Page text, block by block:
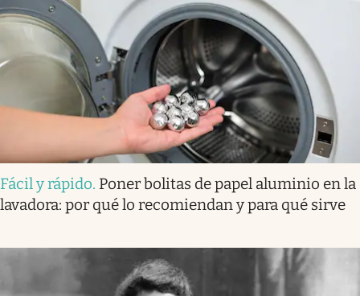
Fácil y rápido. Poner bolitas de papel aluminio en la
lavadora: por qué lo recomiendan y para qué sirve